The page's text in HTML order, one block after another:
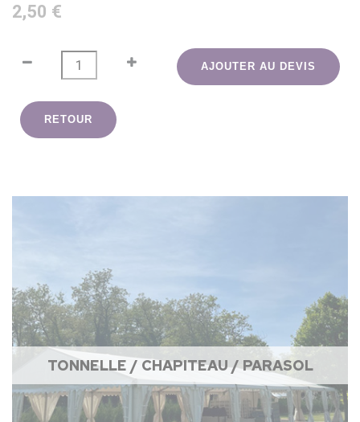
2,50 €
AJOUTER AU DEVIS
RETOUR
TONNELLE / CHAPITEAU / PARASOL